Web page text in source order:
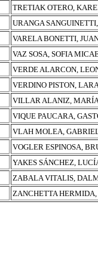
TRETIAK OTERO,
URANGA
VARELA BONETTI,
VAZ SOSA, SOFIA
VERDE ALARCON,
VERDINO PISTON,
VILLAR ALANIZ,
VIQUE PAUCARA,
VLAH MOLEA,
VOGLER ESPINOSA,
YAKES SÁNCHEZ,
ZABALA VITALIS,
ZANCHETTA